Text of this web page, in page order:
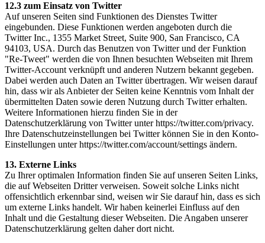
12.3 zum Einsatz von Twitter
Auf unseren Seiten sind Funktionen des Dienstes Twitter
eingebunden. Diese Funktionen werden angeboten durch die
Twitter Inc., 1355 Market Street, Suite 900, San Francisco, CA
94103, USA. Durch das Benutzen von Twitter und der Funktion
"Re-Tweet" werden die von Ihnen besuchten Webseiten mit Ihrem
Twitter-Account verknüpft und anderen Nutzern bekannt gegeben.
Dabei werden auch Daten an Twitter übertragen. Wir weisen darauf
hin, dass wir als Anbieter der Seiten keine Kenntnis vom Inhalt der
übermittelten Daten sowie deren Nutzung durch Twitter erhalten.
Weitere Informationen hierzu finden Sie in der
Datenschutzerklärung von Twitter unter https://twitter.com/privacy.
Ihre Datenschutzeinstellungen bei Twitter können Sie in den Konto-
Einstellungen unter https://twitter.com/account/settings ändern.
13. Externe Links
Zu Ihrer optimalen Information finden Sie auf unseren Seiten Links,
die auf Webseiten Dritter verweisen. Soweit solche Links nicht
offensichtlich erkennbar sind, weisen wir Sie darauf hin, dass es sich
um externe Links handelt. Wir haben keinerlei Einfluss auf den
Inhalt und die Gestaltung dieser Webseiten. Die Angaben unserer
Datenschutzerklärung gelten daher dort nicht.